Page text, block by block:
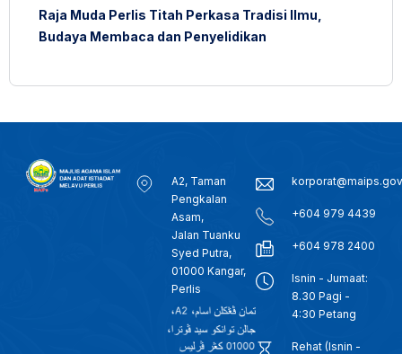
Raja Muda Perlis Titah Perkasa Tradisi Ilmu,
Budaya Membaca dan Penyelidikan
A2, Taman
Pengkalan
Asam,
Jalan Tuanku
Syed Putra,
01000 Kangar,
Perlis
+604 979 4439
+604 978 2400
Isnin - Jumaat:
8.30 Pagi -
4:30 Petang
Rehat (Isnin -